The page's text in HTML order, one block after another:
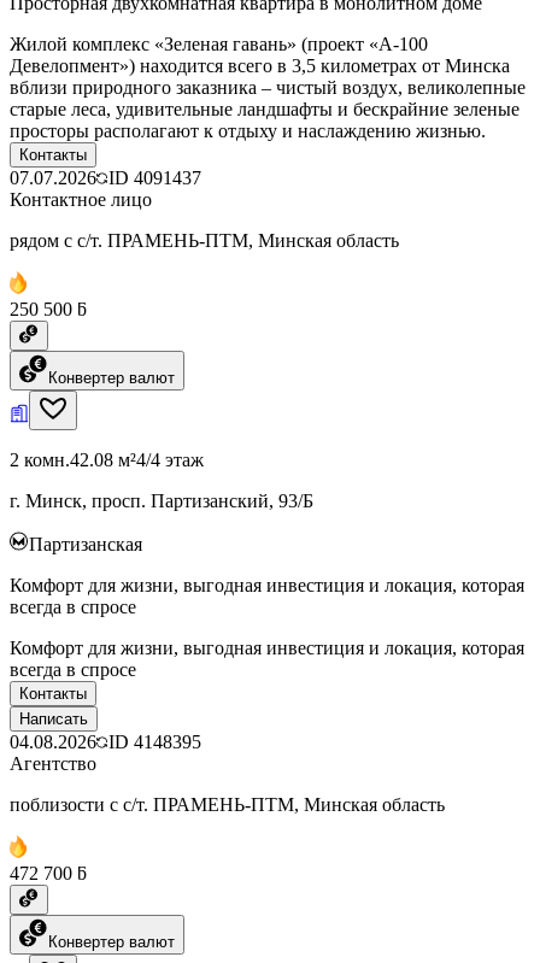
Жилой комплекс «Зеленая гавань» (проект «А-100
Девелопмент») находится всего в 3,5 километрах от Минска
вблизи природного заказника – чистый воздух, великолепные
старые леса, удивительные ландшафты и бескрайние зеленые
просторы располагают к отдыху и наслаждению жизнью.
Контакты
07.07.2026 ID 4091437
Контактное лицо
рядом с с/т. ПРАМЕНЬ-ПТМ, Минская область
250 500 ƃ
Конвертер валют
2 комн.42.08 м²4/4 этаж
г. Минск, просп. Партизанский, 93/Б
Партизанская
Комфорт для жизни, выгодная инвестиция и локация, которая
всегда в спросе
Комфорт для жизни, выгодная инвестиция и локация, которая
всегда в спросе
Контакты
Написать
04.08.2026 ID 4148395
Агентство
поблизости с с/т. ПРАМЕНЬ-ПТМ, Минская область
472 700 ƃ
Конвертер валют